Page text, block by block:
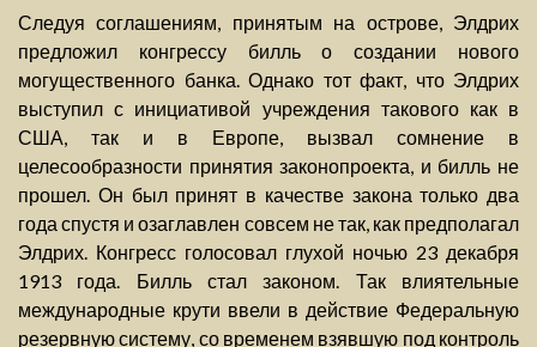
Следуя соглашениям, принятым на острове, Элдрих
предложил конгрессу билль о создании нового
могущественного банка. Однако тот факт, что Элдрих
выступил с инициативой учреждения такового как в
США, так и в Европе, вызвал сомнение в
целесообразности принятия законопроекта, и билль не
прошел. Он был принят в качестве закона только два
года спустя и озаглавлен совсем не так, как предполагал
Элдрих. Конгресс голосовал глухой ночью 23 декабря
1913 года. Билль стал законом. Так влиятельные
международные крути ввели в действие Федеральную
резервную систему, со временем взявшую под контроль